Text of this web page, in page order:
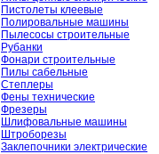
Пистолеты клеевые
Полировальные машины
Пылесосы строительные
Рубанки
Фонари строительные
Пилы сабельные
Степлеры
Фены технические
Фрезеры
Шлифовальные машины
Штроборезы
Заклепочники электрические